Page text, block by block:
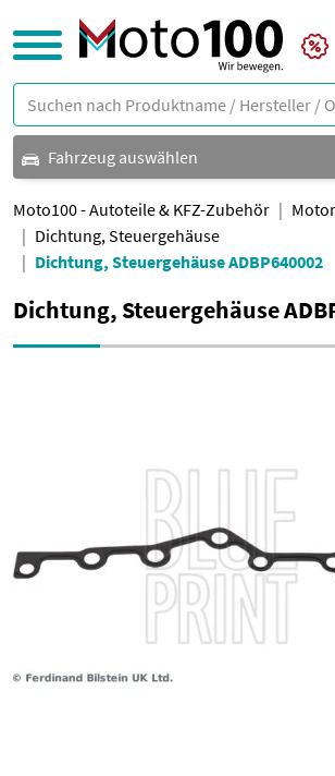
Fahrzeug auswählen
Moto100 - Autoteile & KFZ-Zubehör
Dichtung, Steuergehäuse
Dichtung, Steuergehäuse ADBP640002
Dichtung, Steuergehäuse